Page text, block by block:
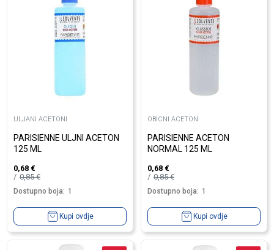
ULJANI ACETONI
PARISIENNE ULJNI ACETON
125 ML
0,68 €
0,85€
Dostupno boja: 1
Kupi ovdje
OBICNI ACETON
PARISIENNE ACETON
NORMAL 125 ML
0,68 €
0,85€
Dostupno boja: 1
Kupi ovdje